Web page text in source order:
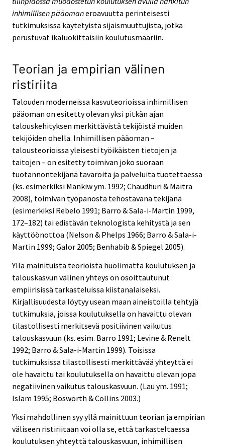
inhimillisen pääomaneroavuutta perinteisesti
tutkimuksissa käytetyistä sijaismuuttujista, jotka
perustuvat ikäluokittaisiin koulutusmääriin.
Teorian ja empirian välinen
ristiriita
Talouden moderneissa kasvuteorioissa inhimillisen
pääoman on esitetty olevan yksi pitkän ajan
talouskehityksen merkittävistä tekijöistä muiden
tekijöiden ohella. Inhimillisen pääoman –
talousteorioissa yleisesti työikäisten tietojen ja
taitojen – on esitetty toimivan joko suoraan
tuotannontekijänä tavaroita ja palveluita tuotettaessa
(ks. esimerkiksi Mankiw ym. 1992; Chaudhuri & Maitra
2008), toimivan työpanosta tehostavana tekijänä
(esimerkiksi Rebelo 1991; Barro & Sala-i-Martin 1999,
172–182) tai edistävän teknologista kehitystä ja sen
käyttöönottoa (Nelson & Phelps 1966; Barro & Sala-i-
Martin 1999; Galor 2005; Benhabib & Spiegel 2005).
Yllä mainituista teorioista huolimatta koulutuksen ja
talouskasvun välinen yhteys on osoittautunut
empiirisissä tarkasteluissa kiistanalaiseksi.
Kirjallisuudesta löytyy usean maan aineistoilla tehtyjä
tutkimuksia, joissa koulutuksella on havaittu olevan
tilastollisesti merkitsevä positiivinen vaikutus
talouskasvuun (ks. esim. Barro 1991; Levine & Renelt
1992; Barro & Sala-i-Martin 1999). Toisissa
tutkimuksissa tilastollisesti merkittävää yhteyttä ei
ole havaittu tai koulutuksella on havaittu olevan jopa
negatiivinen vaikutus talouskasvuun. (Lau ym. 1991;
Islam 1995; Bosworth & Collins 2003.)
Yksi mahdollinen syy yllä mainittuun teorian ja empirian
väliseen ristiriitaan voi olla se, että tarkasteltaessa
koulutuksen yhteyttä talouskasvuun, inhimillisen